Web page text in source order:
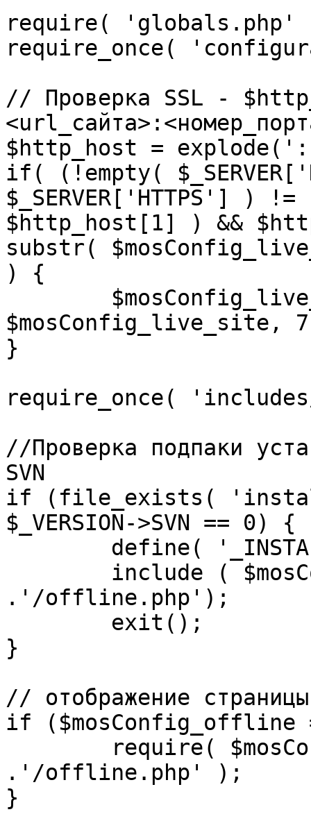
require(
require_once(
// Проверка SSL -
$http_host = explode(':',
if( (!empty(
$_SERVER['HTTPS']
$http_host[1] ) &&
substr(
) {
$mosConfig_live_site,
}
require_once(
//Проверка подпаки
SVN
if (file_exists(
$_VERSION->SVN == 0) {
.'/offline.php');
}
// отображение
if ($mosConfig_offline
.'/offline.php' );
}